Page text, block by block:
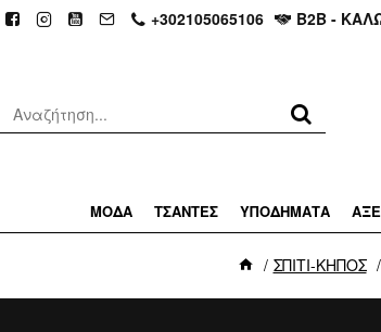
+302105065106 Β2Β -
ΜΟΔΑ ΤΣΑΝΤΕΣ ΥΠΟΔΗΜΑΤΑ
ΣΠΙΤΙ-ΚΗΠΟΣ